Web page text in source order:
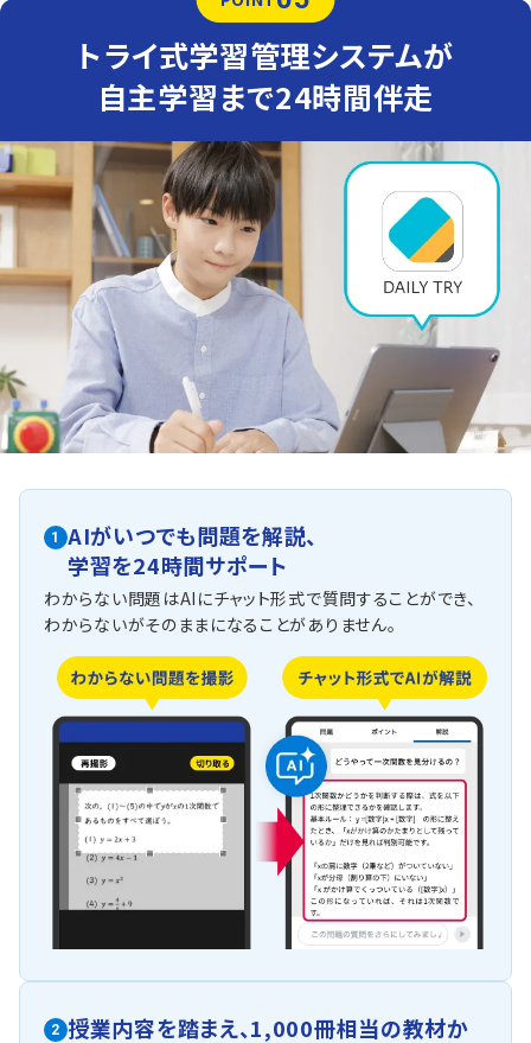
トライ式学習管理システムが
自主学習まで24時間伴走
1
AIがいつでも問題を解説、
学習を24時間サポート
わからない問題はAIにチャット形式で質問することができ、
わからないがそのままになることがありません。
2 授業内容を踏まえ、1,000冊相当の教材か